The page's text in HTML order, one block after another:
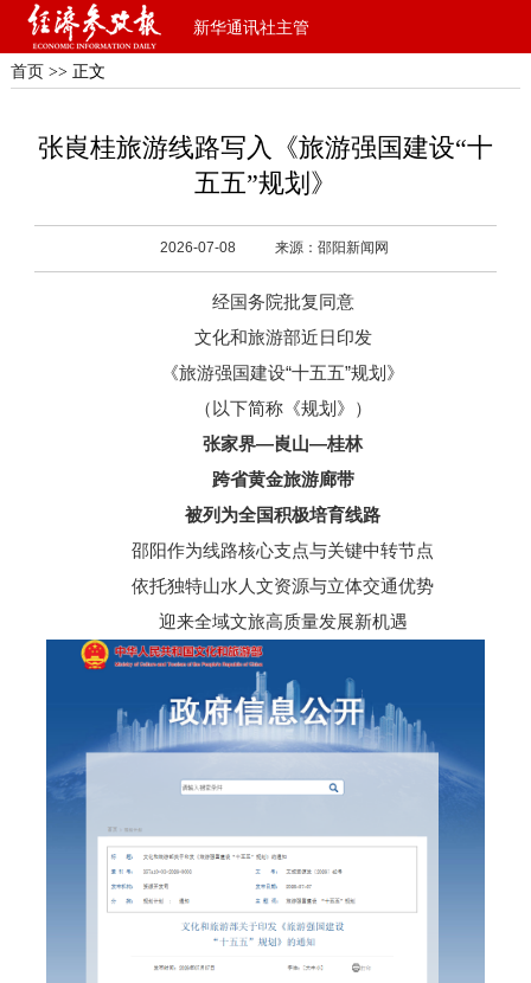
新华通讯社主管
首页 >> 正文
张崀桂旅游线路写入《旅游强国建设“十
五五”规划》
2026-07-08 来源：邵阳新闻网
经国务院批复同意
文化和旅游部近日印发
《旅游强国建设“十五五”规划》
（以下简称《规划》）
张家界—崀山—桂林
跨省黄金旅游廊带
被列为全国积极培育线路
邵阳作为线路核心支点与关键中转节点
依托独特山水人文资源与立体交通优势
迎来全域文旅高质量发展新机遇